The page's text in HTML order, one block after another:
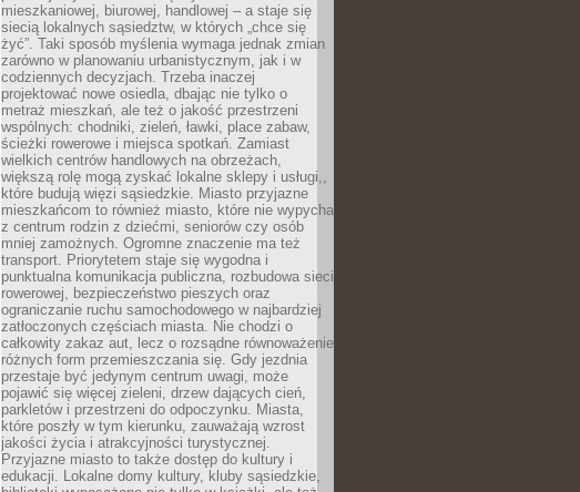
mieszkaniowej, biurowej, handlowej – a staje się
siecią lokalnych sąsiedztw, w których „chce się
żyć”. Taki sposób myślenia wymaga jednak zmian
zarówno w planowaniu urbanistycznym, jak i w
codziennych decyzjach. Trzeba inaczej
projektować nowe osiedla, dbając nie tylko o
metraż mieszkań, ale też o jakość przestrzeni
wspólnych: chodniki, zieleń, ławki, place zabaw,
ścieżki rowerowe i miejsca spotkań. Zamiast
wielkich centrów handlowych na obrzeżach,
większą rolę mogą zyskać lokalne sklepy i usługi,,
które budują więzi sąsiedzkie. Miasto przyjazne
mieszkańcom to również miasto, które nie wypycha
z centrum rodzin z dziećmi, seniorów czy osób
mniej zamożnych. Ogromne znaczenie ma też
transport. Priorytetem staje się wygodna i
punktualna komunikacja publiczna, rozbudowa sieci
rowerowej, bezpieczeństwo pieszych oraz
ograniczanie ruchu samochodowego w najbardziej
zatłoczonych częściach miasta. Nie chodzi o
całkowity zakaz aut, lecz o rozsądne równoważenie
różnych form przemieszczania się. Gdy jezdnia
przestaje być jedynym centrum uwagi, może
pojawić się więcej zieleni, drzew dających cień,
parkletów i przestrzeni do odpoczynku. Miasta,
które poszły w tym kierunku, zauważają wzrost
jakości życia i atrakcyjności turystycznej.
Przyjazne miasto to także dostęp do kultury i
edukacji. Lokalne domy kultury, kluby sąsiedzkie,